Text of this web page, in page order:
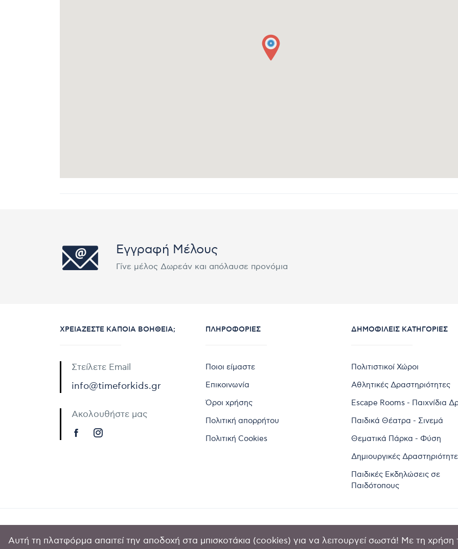
Εγγραφή Μέλους
Γίνε μέλος Δωρεάν και απόλαυσε προνόμια
ΧΡΕΙΆΖΕΣΤΕ ΚΆΠΟΙΑ ΒΟΉΘΕΙΑ;
Στείλετε Email
info@timeforkids.gr
Ακολουθήστε μας
ΠΛΗΡΟΦΟΡΊΕΣ
Ποιοι είμαστε
Επικοινωνία
Όροι χρήσης
Πολιτική απορρήτου
Πολιτική Cookies
ΔΗΜΟΦΙΛΕΊΣ ΚΑΤΗΓΟΡΊΕΣ
Πολιτιστικοί Χώροι
Αθλητικές Δραστηριότητες
Escape Rooms - Παιχνίδια
Παιδικά Θέατρα - Σινεμά
Θεματικά Πάρκα - Φύση
Δημιουργικές
Παιδικές Εκδηλώσεις σε
Παιδότοπους
Copyright © 2024 by Goldensites
Αυτή τη πλατφόρμα απαιτεί την αποδοχή στα μπισκοτάκια (cookies) για να λειτουργεί σωστά! Με τη χρήση